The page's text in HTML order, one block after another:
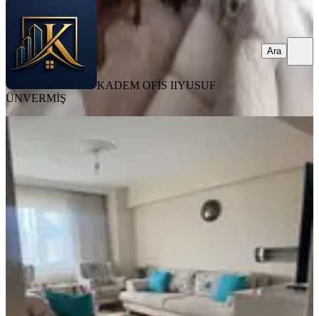
KADEM OFİS IIYUSUF
ÜNVERMİŞ
Ara
🔥 Kaçırılmayacak Fırsat! 🔥 📍 Bursa
Osmangazi Dikkaldırım’da Satılık
2+1 Daire
Osmangazi, Dikkaldırım Mahallesi
22.01.2026
YILMAZ GAYRİMENKUL EMLAKHamide YILMAZ GÜL